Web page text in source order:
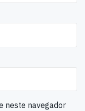
neste navegador